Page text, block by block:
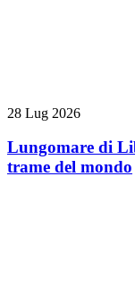
28 Lug 2026
Lungomare di
trame del mondo